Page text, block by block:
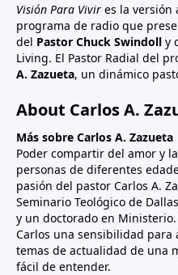
Visión Para Vivir es la versión
programa de radio que
del Pastor Chuck Swindoll y
Living. El Pastor Radial del
A. Zazueta, un dinámico
About Carlos A.
Más sobre Carlos A. Zazueta
Poder compartir del amor y
personas de diferentes
pasión del pastor Carlos A.
Seminario Teológico de
y un doctorado en
Carlos una sensibilidad
temas de actualidad de una
fácil de entender.